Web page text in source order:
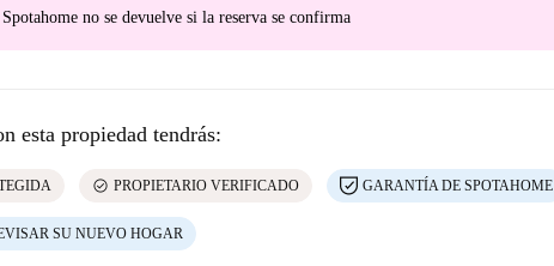
no se devuelve si la reserva se confirma
esta propiedad tendrás:
check_circle PROPIETARIO VERIFICADO GARANTÍA DE SPOTAHOME
SU NUEVO HOGAR